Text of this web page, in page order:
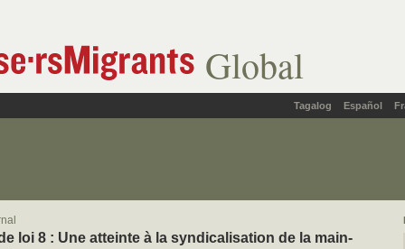
Global
Tagalog Español
loi 8 : Une atteinte à la syndicalisation de la main-